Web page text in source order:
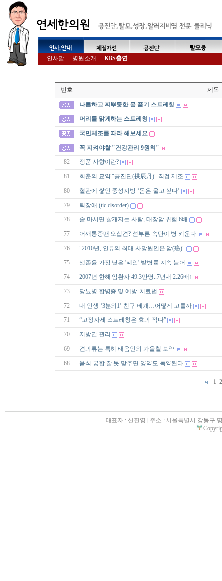
· 인사말 · 병원소개 · KBS출연
번호 제목
나른하고 찌뿌둥한 몸 풀기 스트레칭
머리를 맑게하는 스트레칭
국민체조를 따라 해보세요
꼭 지켜야할 "건강관리 9원칙"
82 정품 사향이란?
81 회춘의 묘약 "공진단(拱辰丹)" 직접 제조
80 혈관에 쌓인 중성지방 ‘몸은 울고 싶다’
79 틱장애 (tic disorder)
78 술 마시면 빨개지는 사람, 대장암 위험 6배
77 어깨통증땐 오십견? 섣부른 속단이 병 키운다
76 "2010년, 인류의 최대 사망원인은 암(癌)"
75 생존율 가장 낮은 '폐암' 발병률 계속 늘어
74 2007년 한해 암환자 49.3만명..7년새 2.26배↑
73 당뇨병 합병증 및 예방·치료법
72 내 인생 ‘3분의1’ 친구 베개…어떻게 고를까
71 “고정자세 스트레칭은 효과 적다”
70 지방간 관리
69 견과류는 특히 태음인의 가을철 보약
68 음식 궁합 잘 못 맞추면 양약도 독약된다
1 2
대표자 : 신진영 | 주소 : 서울특별시 강동구